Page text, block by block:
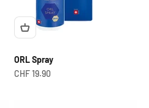
ORL Spray
Angebot
CHF 19.90